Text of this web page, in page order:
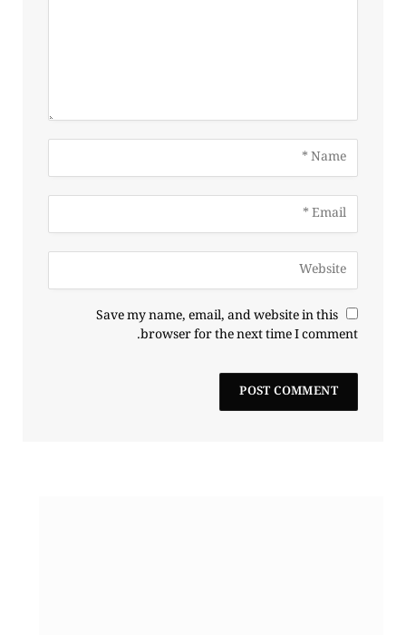
Save my name, email, and website in this
browser for the next time I comment.